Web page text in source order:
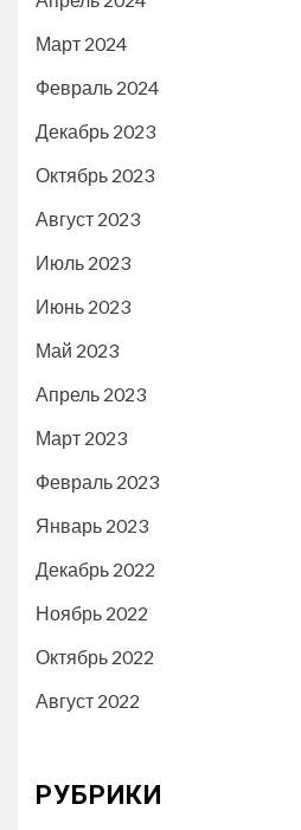
Март 2024
Февраль 2024
Декабрь 2023
Октябрь 2023
Август 2023
Июль 2023
Июнь 2023
Май 2023
Апрель 2023
Март 2023
Февраль 2023
Январь 2023
Декабрь 2022
Ноябрь 2022
Октябрь 2022
Август 2022
РУБРИКИ